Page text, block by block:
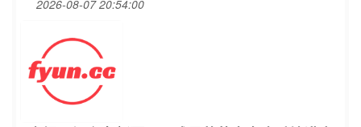
2026-08-07 20:54:00